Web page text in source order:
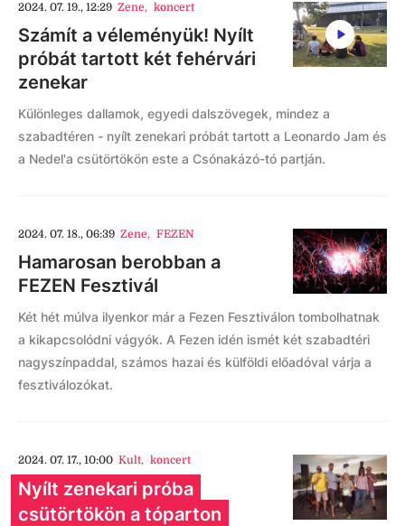
2024. 07. 19., 12:29 Zene, koncert
Számít a véleményük! Nyílt
próbát tartott két fehérvári
zenekar
Különleges dallamok, egyedi dalszövegek, mindez a
szabadtéren - nyílt zenekari próbát tartott a Leonardo Jam és
a Nedel'a csütörtökön este a Csónakázó-tó partján.
2024. 07. 18., 06:39 Zene, FEZEN
Hamarosan berobban a
FEZEN Fesztivál
Két hét múlva ilyenkor már a Fezen Fesztiválon tombolhatnak
a kikapcsolódni vágyók. A Fezen idén ismét két szabadtéri
nagyszínpaddal, számos hazai és külföldi előadóval várja a
fesztiválozókat.
2024. 07. 17., 10:00 Kult, koncert
Nyílt zenekari próba
csütörtökön a tóparton